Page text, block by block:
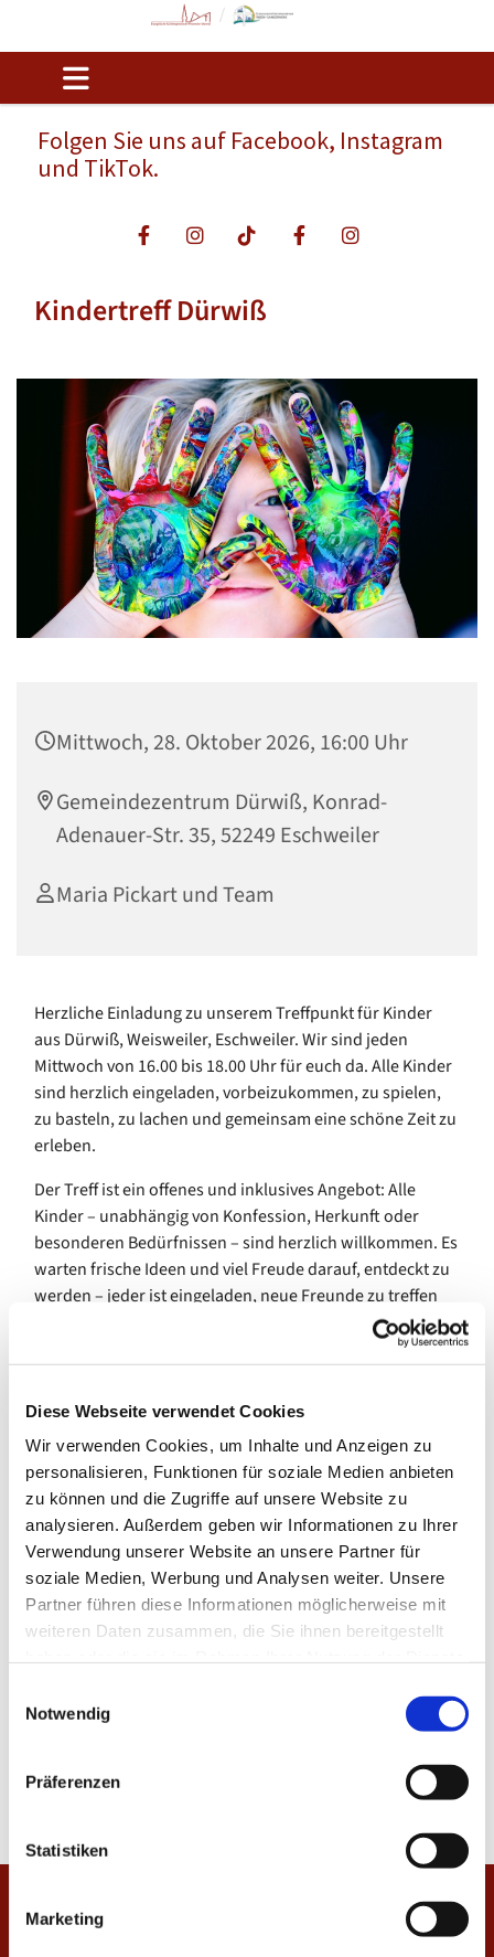
Diese Webseite verwendet Cookies
Wir verwenden Cookies, um Inhalte und Anzeigen zu
personalisieren, Funktionen für soziale Medien anbieten
zu können und die Zugriffe auf unsere Website zu
analysieren. Außerdem geben wir Informationen zu Ihrer
Verwendung unserer Website an unsere Partner für
soziale Medien, Werbung und Analysen weiter. Unsere
Partner führen diese Informationen möglicherweise mit
weiteren Daten zusammen, die Sie ihnen bereitgestellt
Notwendig
Präferenzen
Statistiken
Marketing
Folgen Sie uns auf Facebook, Instagram
und TikTok.
Kindertreff Dürwiß
Mittwoch, 28. Oktober 2026, 16:00 Uhr
Gemeindezentrum Dürwiß, Konrad-
Adenauer-Str. 35, 52249 Eschweiler
Maria Pickart und Team
Herzliche Einladung zu unserem Treffpunkt für Kinder
aus Dürwiß, Weisweiler, Eschweiler. Wir sind jeden
Mittwoch von 16.00 bis 18.00 Uhr für euch da. Alle Kinder
sind herzlich eingeladen, vorbeizukommen, zu spielen,
zu basteln, zu lachen und gemeinsam eine schöne Zeit zu
erleben.
Der Treff ist ein offenes und inklusives Angebot: Alle
Kinder – unabhängig von Konfession, Herkunft oder
besonderen Bedürfnissen – sind herzlich willkommen. Es
warten frische Ideen und viel Freude darauf, entdeckt zu
werden – jeder ist eingeladen, neue Freunde zu treffen
Wir freuen uns, euch im Gemeindezentrum Dürwiß,
Startseite